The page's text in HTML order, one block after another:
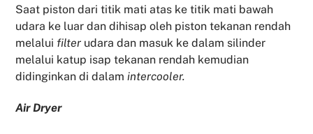
Saat piston dari titik mati atas ke titik mati bawah
udara ke luar dan dihisap oleh piston tekanan rendah
melalui filter udara dan masuk ke dalam silinder
melalui katup isap tekanan rendah kemudian
didinginkan di dalamintercooler.
Air Dryer